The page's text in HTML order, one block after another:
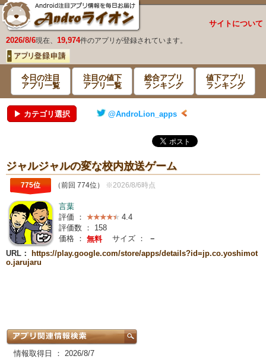
サイトについて
2026/8/6現在、 19,974件のアプリが登録されています。
今日の注目
アプリ一覧
注目の値下
アプリ一覧
総合アプリ
ランキング
値下アプリ
ランキング
▶ カテゴリ選択 @AndroLion_apps
ジャルジャルの変な校内放送ゲーム
775位 （前回 774位） ※2026/8/6時点
言葉
評価 ：
4.4
評価数 ： 158
価格 ： 無料 サイズ ：
－
URL：
https://play.google.com/store/apps/details?id=jp.co.yoshimot
o.jarujaru
情報取得日 ： 2026/8/7